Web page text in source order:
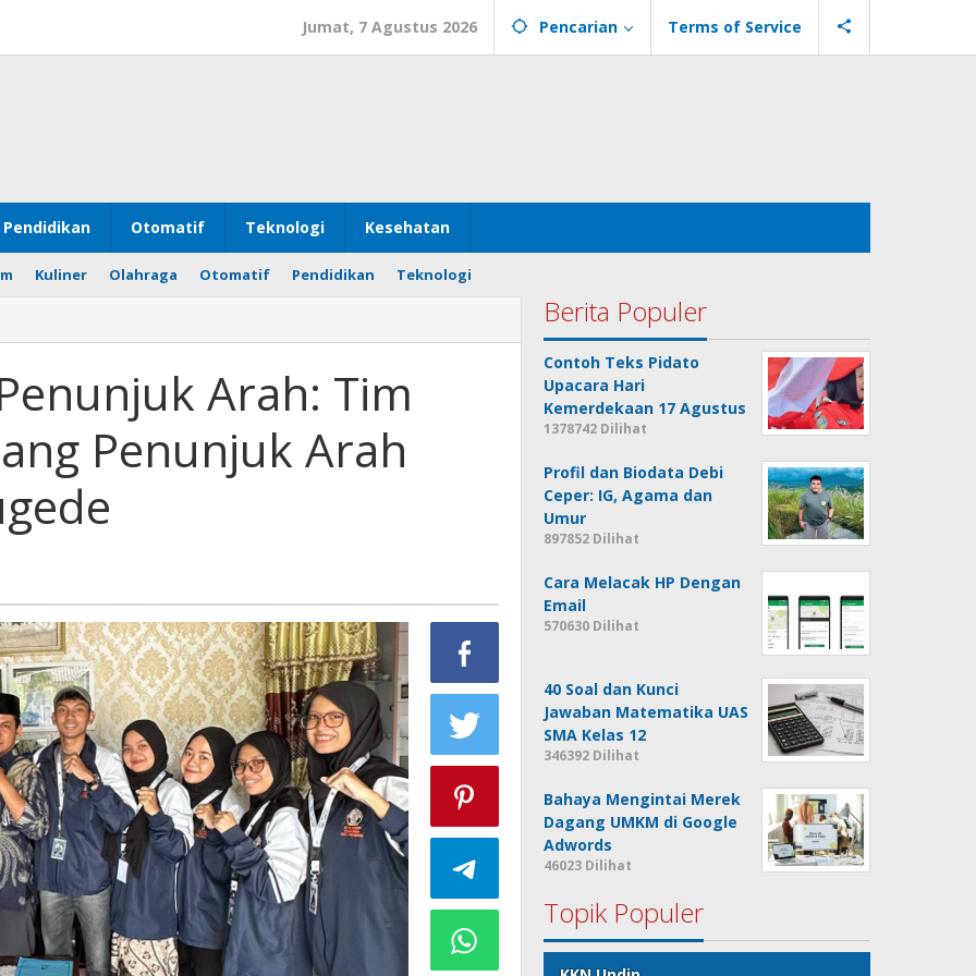
Jumat, 7 Agustus 2026 Pencarian Terms of Service
Pendidikan Otomatif Teknologi Kesehatan
Kuliner Olahraga Otomatif Pendidikan Teknologi
Arah: Tim
Penunjuk Arah
Berita Populer
Contoh Teks Pidato
Upacara Hari
Kemerdekaan 17 Agustus
1378742 Dilihat
Profil dan Biodata Debi
Ceper: IG, Agama dan
Umur
897852 Dilihat
Cara Melacak HP Dengan
Email
570630 Dilihat
40 Soal dan Kunci
Jawaban Matematika UAS
SMA Kelas 12
346392 Dilihat
Bahaya Mengintai Merek
Dagang UMKM di Google
Adwords
46023 Dilihat
Topik Populer